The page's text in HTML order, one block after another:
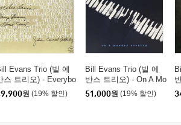
Evans Trio (빌 에
스 트리오) - Everybo
Digs Bill Evans [LP]
원 (19% 할인)
Bill Evans Trio (빌 에
반스 트리오) - On A Mo
nday Evening [LP]
51,000원 (19% 할인)
n